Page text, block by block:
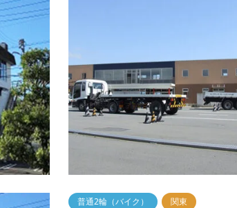
谷自動車教習所） 中型一種
小江戸で有名な川越、都心からも近く
も便利です・小江戸川越の蔵作りの町
で有名な川越市にある教習所です。・
から60分弱、池袋から30分、JR・東…
普通2輪（バイク）
関東